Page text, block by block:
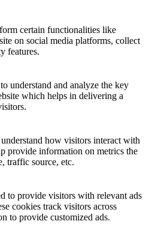
certain functionalities like
on social media platforms, collect
features.
understand and analyze the key
which helps in delivering a
how visitors interact with
provide information on metrics the
traffic source, etc.
to provide visitors with relevant ads
cookies track visitors across
to provide customized ads.